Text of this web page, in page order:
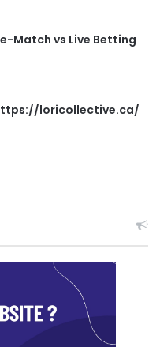
Match vs Live Betting
loricollective.ca/